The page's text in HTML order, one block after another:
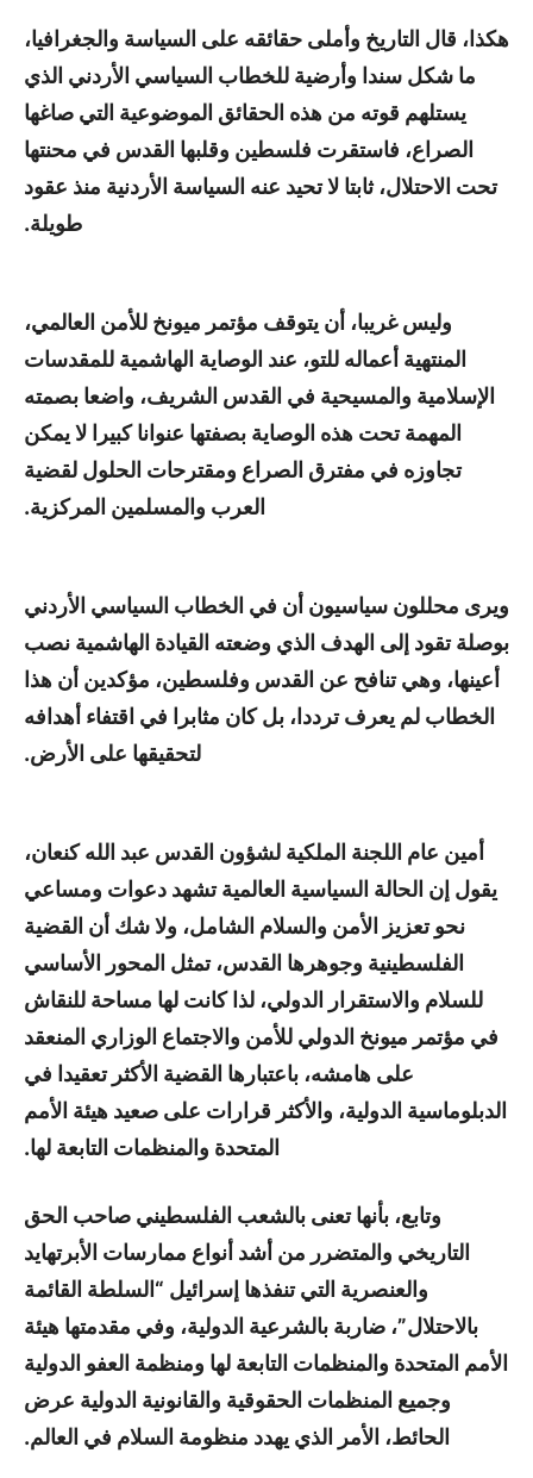
هكذا، قال التاريخ وأملى حقائقه على السياسة والجغرافيا،
ما شكل سندا وأرضية للخطاب السياسي الأردني الذي
يستلهم قوته من هذه الحقائق الموضوعية التي صاغها
الصراع، فاستقرت فلسطين وقلبها القدس في محنتها
تحت الاحتلال، ثابتا لا تحيد عنه السياسة الأردنية منذ عقود
طويلة.
وليس غريبا، أن يتوقف مؤتمر ميونخ للأمن العالمي،
المنتهية أعماله للتو، عند الوصاية الهاشمية للمقدسات
الإسلامية والمسيحية في القدس الشريف، واضعا بصمته
المهمة تحت هذه الوصاية بصفتها عنوانا كبيرا لا يمكن
تجاوزه في مفترق الصراع ومقترحات الحلول لقضية
العرب والمسلمين المركزية.
ويرى محللون سياسيون أن في الخطاب السياسي الأردني
بوصلة تقود إلى الهدف الذي وضعته القيادة الهاشمية نصب
أعينها، وهي تنافح عن القدس وفلسطين، مؤكدين أن هذا
الخطاب لم يعرف ترددا، بل كان مثابرا في اقتفاء أهدافه
لتحقيقها على الأرض.
أمين عام اللجنة الملكية لشؤون القدس عبد الله كنعان،
يقول إن الحالة السياسية العالمية تشهد دعوات ومساعي
نحو تعزيز الأمن والسلام الشامل، ولا شك أن القضية
الفلسطينية وجوهرها القدس، تمثل المحور الأساسي
للسلام والاستقرار الدولي، لذا كانت لها مساحة للنقاش
في مؤتمر ميونخ الدولي للأمن والاجتماع الوزاري المنعقد
على هامشه، باعتبارها القضية الأكثر تعقيدا في
الدبلوماسية الدولية، والأكثر قرارات على صعيد هيئة الأمم
المتحدة والمنظمات التابعة لها.
وتابع، بأنها تعنى بالشعب الفلسطيني صاحب الحق
التاريخي والمتضرر من أشد أنواع ممارسات الأبرتهايد
والعنصرية التي تنفذها إسرائيل “السلطة القائمة
بالاحتلال”، ضاربة بالشرعية الدولية، وفي مقدمتها هيئة
الأمم المتحدة والمنظمات التابعة لها ومنظمة العفو الدولية
وجميع المنظمات الحقوقية والقانونية الدولية عرض
الحائط، الأمر الذي يهدد منظومة السلام في العالم.